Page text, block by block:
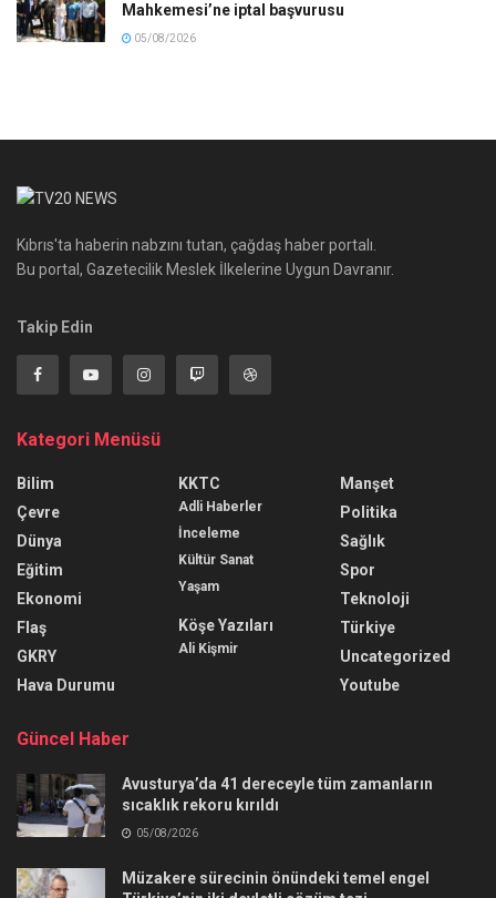
Mahkemesi’ne iptal başvurusu
05/08/2026
Kıbrıs'ta haberin nabzını tutan, çağdaş haber portalı.
Bu portal, Gazetecilik Meslek İlkelerine Uygun Davranır.
Takip Edin
Kategori Menüsü
Bilim
Çevre
Dünya
Eğitim
Ekonomi
Flaş
GKRY
Hava Durumu
KKTC
Adli Haberler
İnceleme
Kültür Sanat
Yaşam
Köşe Yazıları
Ali Kişmir
Manşet
Politika
Sağlık
Spor
Teknoloji
Türkiye
Uncategorized
Youtube
Güncel Haber
Avusturya’da 41 dereceyle tüm zamanların
sıcaklık rekoru kırıldı
05/08/2026
Müzakere sürecinin önündeki temel engel